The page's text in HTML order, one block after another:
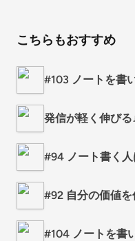
こちらもおすすめ
#103 ノートを書
発信が軽く伸び
#94 ノート書く人
#92 自分の価値
#104 ノートを書